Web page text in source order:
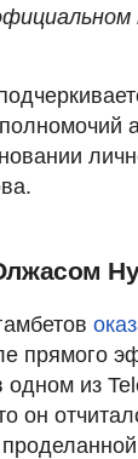
прямого
одном из
он